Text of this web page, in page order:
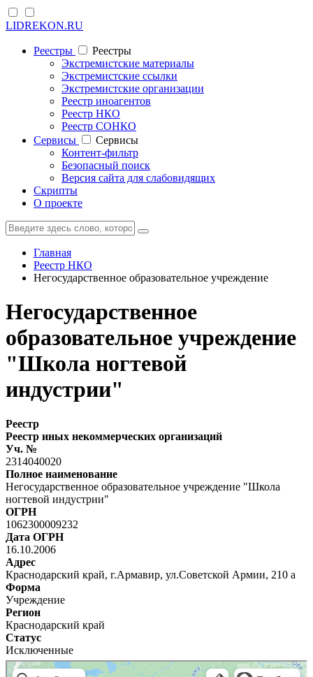
LIDREKON.RU
Реестры
Реестры
Экстремистские материалы
Экстремистские ссылки
Экстремистские организации
Реестр иноагентов
Реестр НКО
Реестр СОНКО
Cервисы
Cервисы
Контент-фильтр
Безопасный поиск
Версия сайта для слабовидящих
Скрипты
О проекте
Главная
Реестр НКО
Негосударственное образовательное учреждение
Негосударственное
образовательное учреждение
"Школа ногтевой
индустрии"
Реестр
Реестр иных некоммерческих организаций
Уч. №
2314040020
Полное наименование
Негосударственное образовательное учреждение "Школа
ногтевой индустрии"
ОГРН
1062300009232
Дата ОГРН
16.10.2006
Адрес
Краснодарский край, г.Армавир, ул.Советской Армии, 210 а
Форма
Учреждение
Регион
Краснодарский край
Статус
Исключенные